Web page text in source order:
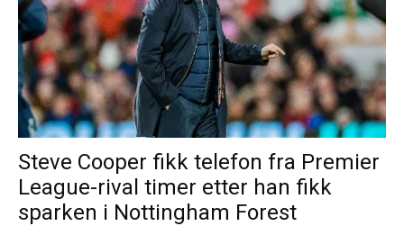
Steve Cooper fikk telefon fra Premier
League-rival timer etter han fikk
sparken i Nottingham Forest